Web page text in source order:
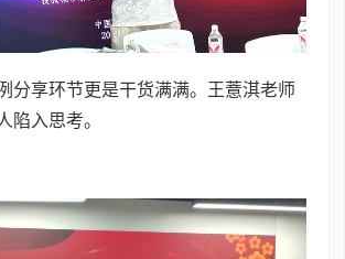
分享环节更是干货满满。王薏淇老师
陷入思考。